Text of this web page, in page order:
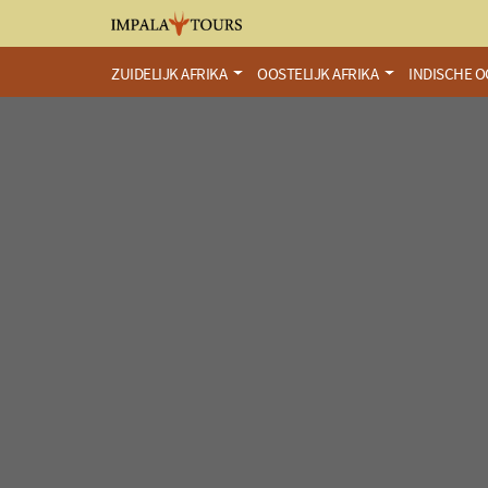
ZUIDELIJK AFRIKA OOSTELIJK AFRIKA INDISCHE